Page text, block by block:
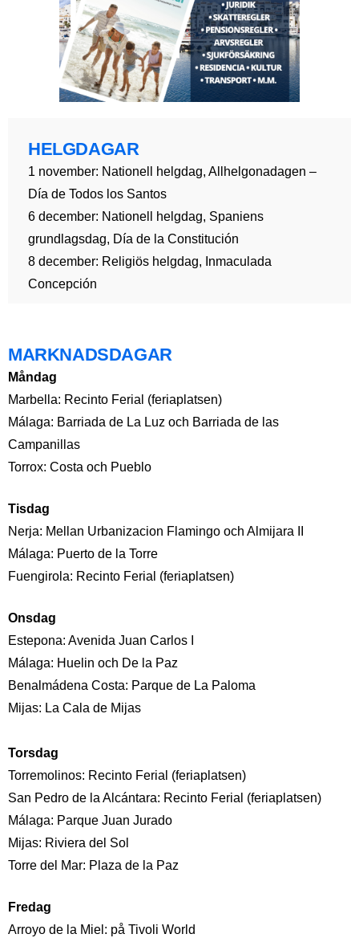
HELGDAGAR
1 november: Nationell helgdag, Allhelgonadagen –
Día de Todos los Santos
6 december: Nationell helgdag, Spaniens
grundlagsdag, Día de la Constitución
8 december: Religiös helgdag, Inmaculada
Concepción
MARKNADSDAGAR
Måndag
Marbella: Recinto Ferial (feriaplatsen)
Málaga: Barriada de La Luz och Barriada de las
Campanillas
Torrox: Costa och Pueblo
Tisdag
Nerja: Mellan Urbanizacion Flamingo och Almijara II
Málaga: Puerto de la Torre
Fuengirola: Recinto Ferial (feriaplatsen)
Onsdag
Estepona: Avenida Juan Carlos I
Málaga: Huelin och De la Paz
Benalmádena Costa: Parque de La Paloma
Mijas: La Cala de Mijas
Torsdag
Torremolinos: Recinto Ferial (feriaplatsen)
San Pedro de la Alcántara: Recinto Ferial (feriaplatsen)
Málaga: Parque Juan Jurado
Mijas: Riviera del Sol
Torre del Mar: Plaza de la Paz
Fredag
Arroyo de la Miel: på Tivoli World